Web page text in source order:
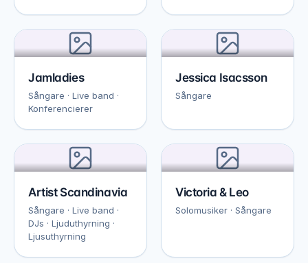
Jamladies
Sångare · Live band ·
Konferencierer
Jessica Isacsson
Sångare
Artist Scandinavia
Sångare · Live band ·
DJs · Ljuduthyrning ·
Ljusuthyrning
Victoria & Leo
Solomusiker · Sångare